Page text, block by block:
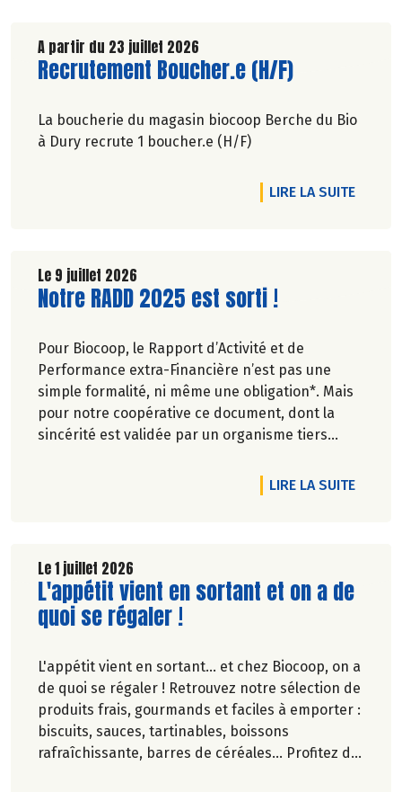
A partir du 23 juillet 2026
Lire la suite de l'article
Recrutement Boucher.e (H/F)
La boucherie du magasin biocoop Berche du Bio
à Dury recrute 1 boucher.e (H/F)
LIRE LA SUITEDE
Le 9 juillet 2026
Lire la suite de l'article
Notre RADD 2025 est sorti !
Pour Biocoop, le Rapport d’Activité et de
Performance extra-Financière n’est pas une
simple formalité, ni même une obligation*. Mais
pour notre coopérative ce document, dont la
sincérité est validée par un organisme tiers
vis de l'ensemble de nos parties prenantes
(Paysan.ne.s Associé.e.s, magasins...) et de nos
accessible et désirable une bio exigeante.
LIRE LA SUITEDE
Le 1 juillet 2026
Lire la suite de l'article
L'appétit vient en sortant et on a de
quoi se régaler !
L'appétit vient en sortant... et chez Biocoop, on a
de quoi se régaler ! Retrouvez notre sélection de
produits frais, gourmands et faciles à emporter :
biscuits, sauces, tartinables, boissons
rafraîchissante, barres de céréales... Profitez de